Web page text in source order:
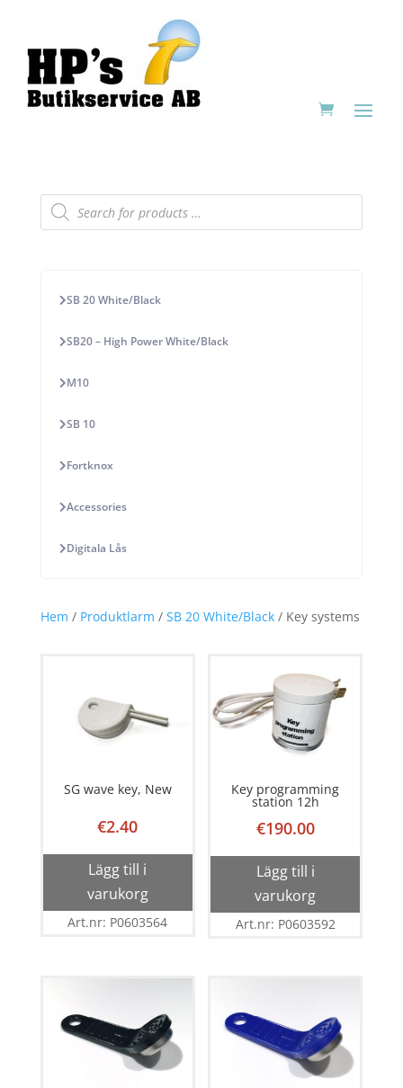
Products
search
SB 20 White/Black
SB20 – High Power White/Black
M10
SB 10
Fortknox
Accessories
Digitala Lås
Hem / Produktlarm / SB 20 White/Black/ Key systems
SG wave key, New
€2.40
Lägg till i
varukorg
Art.nr: P0603564
Key programming
station 12h
€190.00
Lägg till i
varukorg
Art.nr: P0603592